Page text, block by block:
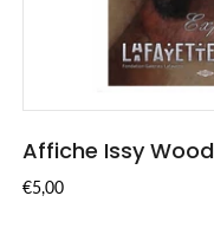
Affiche Issy Wood
€5,00